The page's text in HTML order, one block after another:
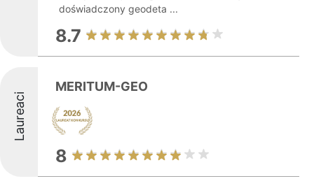
doświadczony geodeta ...
8.7
Laureaci
MERITUM-GEO
8